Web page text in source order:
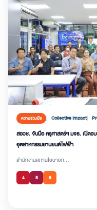
ความร่วมมือ Collective Impact
สอวช. จับมือ ครุศาสตร์ฯ มจธ. เปิดอ
อุตสาหกรรมยานยนต์ไฟฟ้า
สำนักงานสภานโยบายก...
4 8 9